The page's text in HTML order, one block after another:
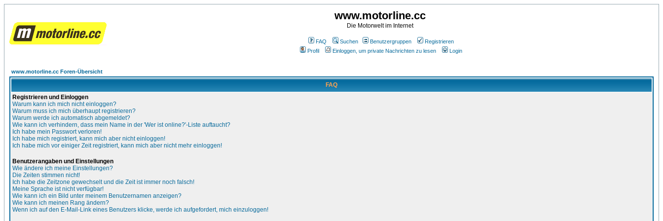
www.motorline.cc
Die Motorwelt im Internet
FAQ Suchen Benutzergruppen
Registrieren
Profil
Einloggen, um private Nachrichten zu lesen Login
www.motorline.cc Foren-Übersicht
FAQ
Registrieren und Einloggen
Warum kann ich mich nicht einloggen?
Warum muss ich mich überhaupt registrieren?
Warum werde ich automatisch abgemeldet?
Wie kann ich verhindern, dass mein Name in der 'Wer ist online?'-Liste auftaucht?
Ich habe mein Passwort verloren!
Ich habe mich registriert, kann mich aber nicht einloggen!
Ich habe mich vor einiger Zeit registriert, kann mich aber nicht mehr einloggen!
Benutzerangaben und Einstellungen
Wie ändere ich meine Einstellungen?
Die Zeiten stimmen nicht!
Ich habe die Zeitzone gewechselt und die Zeit ist immer noch falsch!
Meine Sprache ist nicht verfügbar!
Wie kann ich ein Bild unter meinem Benutzernamen anzeigen?
Wie kann ich meinen Rang ändern?
Wenn ich auf den E-Mail-Link eines Benutzers klicke, werde ich aufgefordert, mich einzuloggen!